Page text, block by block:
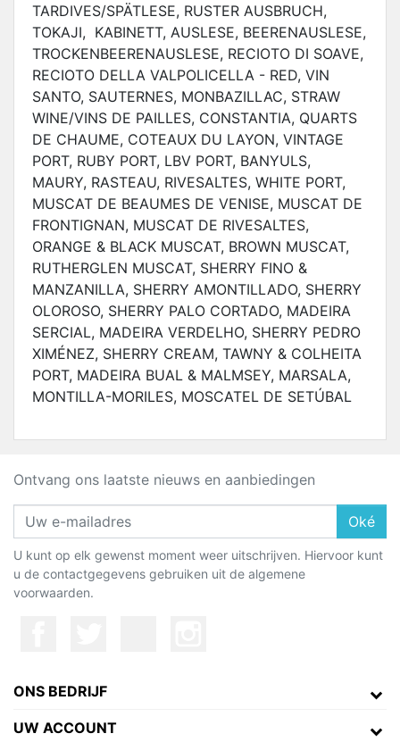
TARDIVES/SPÄTLESE, RUSTER AUSBRUCH,
TOKAJI, KABINETT, AUSLESE, BEERENAUSLESE,
TROCKENBEERENAUSLESE, RECIOTO DI SOAVE,
RECIOTO DELLA VALPOLICELLA - RED, VIN
SANTO, SAUTERNES, MONBAZILLAC, STRAW
WINE/VINS DE PAILLES, CONSTANTIA, QUARTS
DE CHAUME, COTEAUX DU LAYON, VINTAGE
PORT, RUBY PORT, LBV PORT, BANYULS,
MAURY, RASTEAU, RIVESALTES, WHITE PORT,
MUSCAT DE BEAUMES DE VENISE, MUSCAT DE
FRONTIGNAN, MUSCAT DE RIVESALTES,
ORANGE & BLACK MUSCAT, BROWN MUSCAT,
RUTHERGLEN MUSCAT, SHERRY FINO &
MANZANILLA, SHERRY AMONTILLADO, SHERRY
OLOROSO, SHERRY PALO CORTADO, MADEIRA
SERCIAL, MADEIRA VERDELHO, SHERRY PEDRO
XIMÉNEZ, SHERRY CREAM, TAWNY & COLHEITA
PORT, MADEIRA BUAL & MALMSEY, MARSALA,
MONTILLA-MORILES, MOSCATEL DE SETÚBAL
Ontvang ons laatste nieuws en aanbiedingen
Oké
U kunt op elk gewenst moment weer uitschrijven. Hiervoor kunt
u de contactgegevens gebruiken uit de algemene
voorwaarden.
ONS BEDRIJF
UW ACCOUNT